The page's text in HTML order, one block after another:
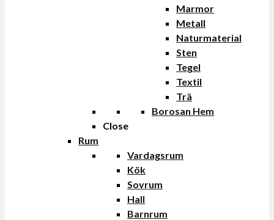
Marmor
Metall
Naturmaterial
Sten
Tegel
Textil
Trä
Borosan Hem
Close
Rum
Vardagsrum
Kök
Sovrum
Hall
Barnrum